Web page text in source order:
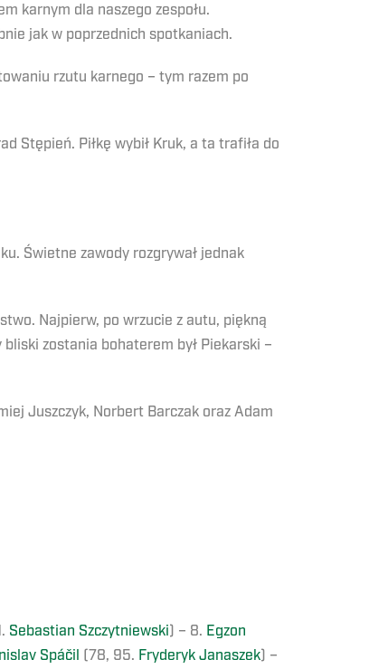
karnym dla naszego zespołu.
jak w poprzednich spotkaniach.
rzutu karnego – tym razem po
Stępień. Piłkę wybił Kruk, a ta trafiła do
Świetne zawody rozgrywał jednak
Najpierw, po wrzucie z autu, piękną
zostania bohaterem był Piekarski –
Juszczyk, Norbert Barczak oraz Adam
Sebastian Szczytniewski) – 8. Egzon
Spáčil (78, 95. Fryderyk Janaszek) –